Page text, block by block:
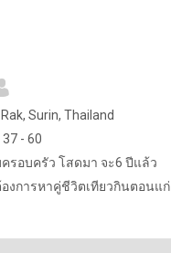
Surin, Thailand
37 - 60
รอบครัว โสดมา จะ6 ปีแล้ว
องการหาคู่ชีวิตเทียวกินตอนแก่